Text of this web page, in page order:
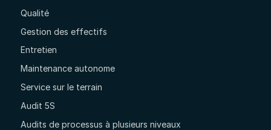
Qualité
Gestion des effectifs
Entretien
Maintenance autonome
Service sur le terrain
Audit 5S
Audits de processus à plusieurs niveaux